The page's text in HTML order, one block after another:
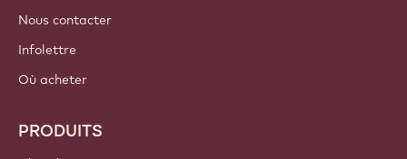
Nous contacter
Infolettre
Où acheter
PRODUITS